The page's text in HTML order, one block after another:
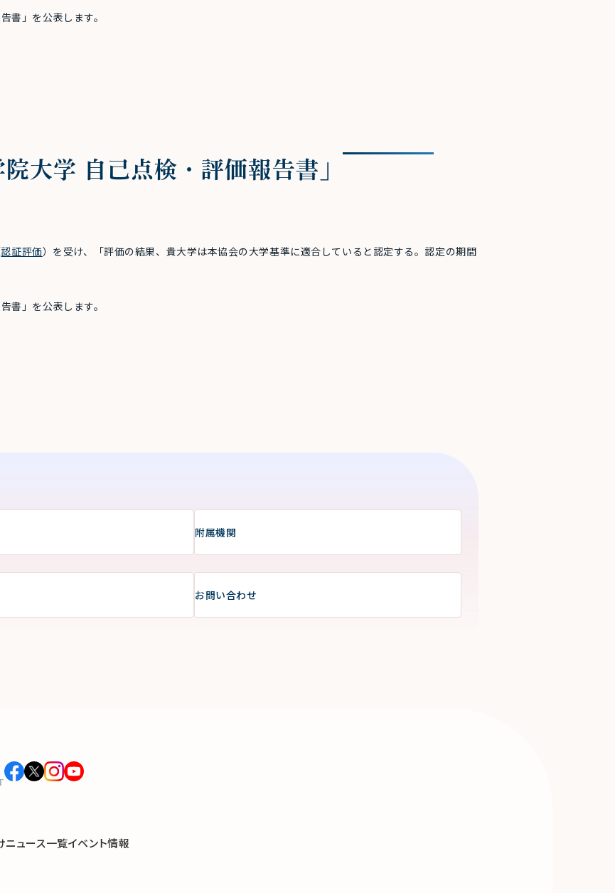
書」を公表します。
大学 自己点検・評価報告書」
認証評価）を受け、「評価の結果、貴大学は本協会の大学基準に適合していると認定する。認定の期間
書」を公表します。
附属機関
お問い合わせ
ニュース一覧イベント情報